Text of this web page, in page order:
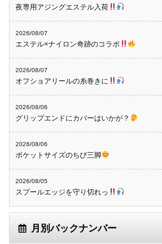
夜専用アジングエステル入荷
2026/08/07
エステル×ナイロン奇跡のコラボ
2026/08/07
オフショアリールの糸巻きに
2026/08/06
グリップエンドにカバーはいかが？
2026/08/06
ポケットサイズのちび三脚
2026/08/05
スプールエッジを守り切れっ
月別バックナンバー